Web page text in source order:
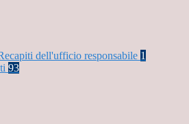
dell'ufficio responsabile 1
93